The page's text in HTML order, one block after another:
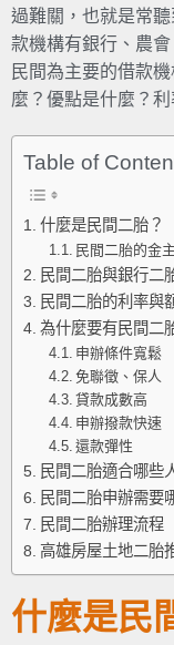
過難關，也就是常
款機構有銀行、農
民間為主要的借款
麼？優點是什麼？
Table of
什麼是民間二胎？
民間二胎的金
民間二胎與銀行二
民間二胎的利率與
為什麼要有民間二
申辦條件寬鬆
免聯徵、保人
貸款成數高
申辦撥款快速
還款彈性
民間二胎適合哪些
民間二胎申辦需要
民間二胎辦理流程
高雄房屋土地二胎
什麼是民